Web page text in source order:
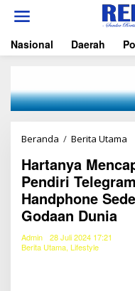
t
Nasional Daerah
Beranda / Berita Utama
r
t
a
n
Hartanya
Pendiri
Handphone
Godaan Dunia
Admin
28 Juli 2024 17:21
Berita Utama, Lifestyle